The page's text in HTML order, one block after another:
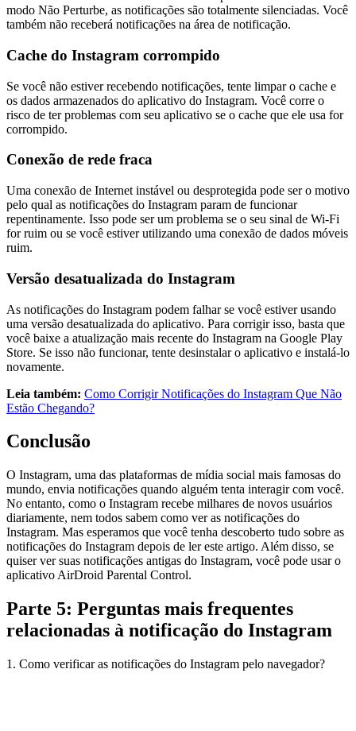
modo Não Perturbe, as notificações são totalmente silenciadas. Você
também não receberá notificações na área de notificação.
Cache do Instagram corrompido
Se você não estiver recebendo notificações, tente limpar o cache e
os dados armazenados do aplicativo do Instagram. Você corre o
risco de ter problemas com seu aplicativo se o cache que ele usa for
corrompido.
Conexão de rede fraca
Uma conexão de Internet instável ou desprotegida pode ser o motivo
pelo qual as notificações do Instagram param de funcionar
repentinamente. Isso pode ser um problema se o seu sinal de Wi-Fi
for ruim ou se você estiver utilizando uma conexão de dados móveis
ruim.
Versão desatualizada do Instagram
As notificações do Instagram podem falhar se você estiver usando
uma versão desatualizada do aplicativo. Para corrigir isso, basta que
você baixe a atualização mais recente do Instagram na Google Play
Store. Se isso não funcionar, tente desinstalar o aplicativo e instalá-lo
novamente.
Leia também: Como Corrigir Notificações do Instagram Que Não
Estão Chegando?
Conclusão
O Instagram, uma das plataformas de mídia social mais famosas do
mundo, envia notificações quando alguém tenta interagir com você.
No entanto, como o Instagram recebe milhares de novos usuários
diariamente, nem todos sabem como ver as notificações do
Instagram. Mas esperamos que você tenha descoberto tudo sobre as
notificações do Instagram depois de ler este artigo. Além disso, se
quiser ver suas notificações antigas do Instagram, você pode usar o
aplicativo AirDroid Parental Control.
Parte 5: Perguntas mais frequentes
relacionadas à notificação do Instagram
1. Como verificar as notificações do Instagram pelo navegador?